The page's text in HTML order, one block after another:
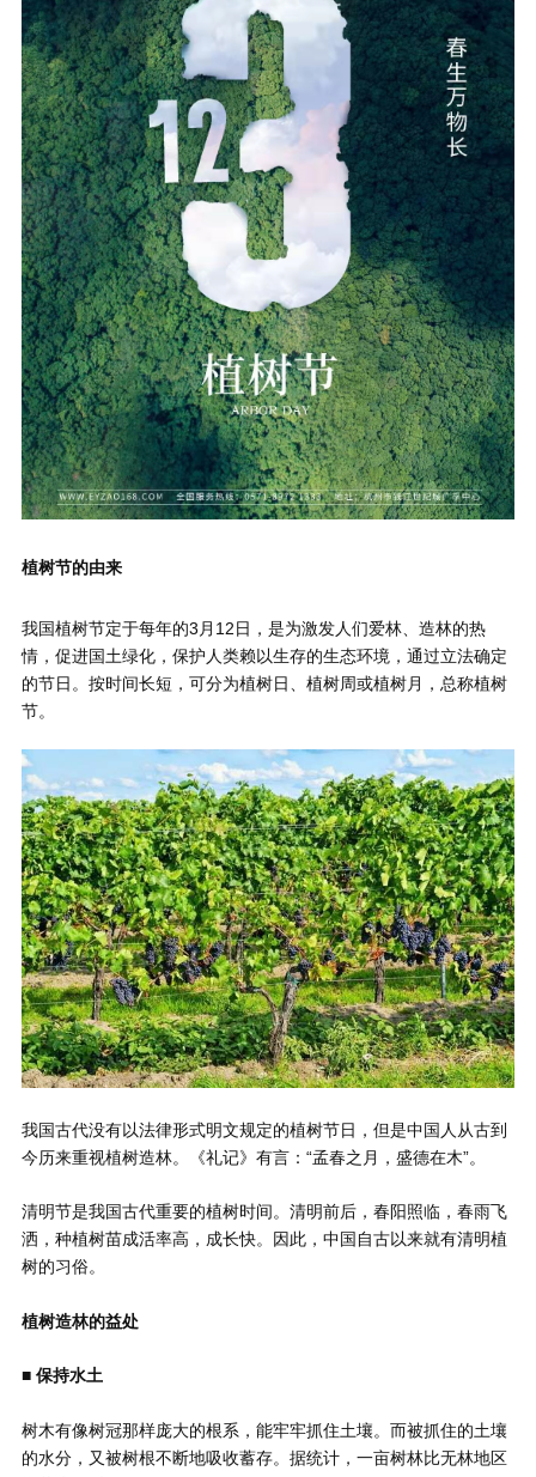
植树节的由来
我国植树节定于每年的3月12日，是为激发人们爱林、造林的热
情，促进国土绿化，保护人类赖以生存的生态环境，通过立法确定
的节日。按时间长短，可分为植树日、植树周或植树月，总称植树
节。
我国古代没有以法律形式明文规定的植树节日，但是中国人从古到
今历来重视植树造林。《礼记》有言：“孟春之月，盛德在木”。
清明节是我国古代重要的植树时间。清明前后，春阳照临，春雨飞
洒，种植树苗成活率高，成长快。因此，中国自古以来就有清明植
树的习俗。
植树造林的益处
■ 保持水土
树木有像树冠那样庞大的根系，能牢牢抓住土壤。而被抓住的土壤
的水分，又被树根不断地吸收蓄存。据统计，一亩树林比无林地区